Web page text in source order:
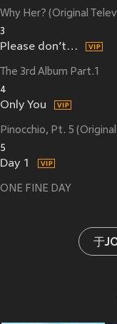
Why Her? (Original
3
Please don’t…
The 3rd Album Part.1
4
Only You
Pinocchio, Pt. 5
5
Day 1
ONE FINE DAY
于